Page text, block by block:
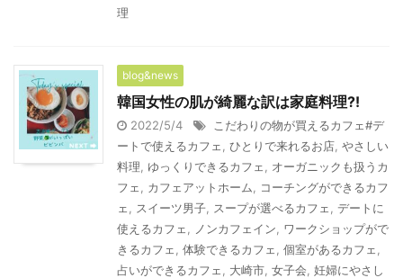
理
blog&news
韓国女性の肌が綺麗な訳は家庭料理⁈
2022/5/4
こだわりの物が買えるカフェ#デ
ートで使えるカフェ
ひとりで来れるお店 やさしい
料理
ゆっくりできるカフェ
オーガニックも扱うカ
フェ
カフェアットホーム
コーチングができるカフ
ェ
スイーツ男子 スープが選べるカフェ
デートに
使えるカフェ
ノンカフェイン
ワークショップがで
きるカフェ
体験できるカフェ 個室があるカフェ
占いができるカフェ
大崎市 女子会 妊婦にやさし